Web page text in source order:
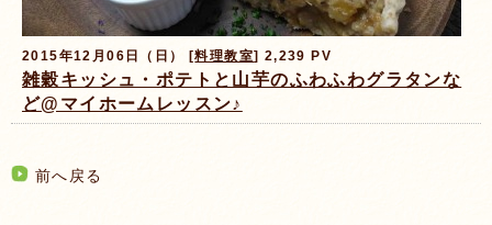
2015年12月06日（日） [料理教室] 2,239 PV
雑穀キッシュ・ポテトと山芋のふわふわグラタンな
ど@マイホームレッスン♪
前へ戻る